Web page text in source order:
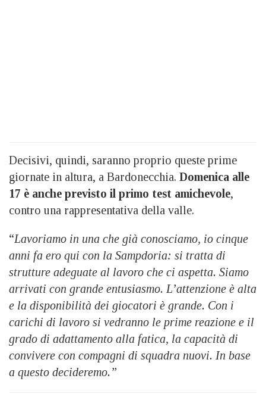
Decisivi, quindi, saranno proprio queste prime
giornate in altura, a Bardonecchia. Domenica alle
17 è anche previsto il primo test amichevole,
contro una rappresentativa della valle.
“Lavoriamo in una che già conosciamo, io cinque
anni fa ero qui con la Sampdoria: si tratta di
strutture adeguate al lavoro che ci aspetta. Siamo
arrivati con grande entusiasmo. L’attenzione è alta
e la disponibilità dei giocatori è grande. Con i
carichi di lavoro si vedranno le prime reazione e il
grado di adattamento alla fatica, la capacità di
convivere con compagni di squadra nuovi. In base
a questo decideremo.”